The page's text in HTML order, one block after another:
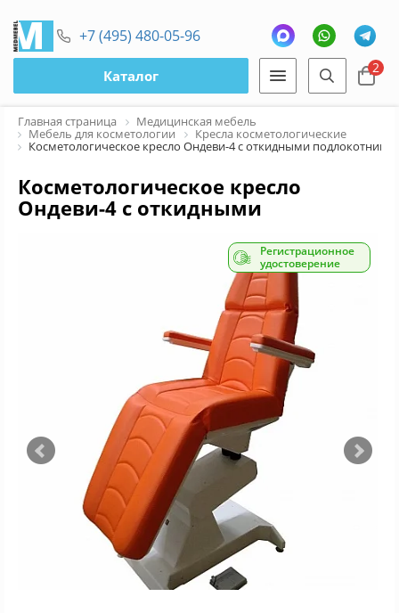
+7 (495) 480-05-96
Каталог 2
Главная страница Медицинская мебель
Мебель для косметологии Кресла косметологические
Косметологическое кресло Ондеви-4 с откидными
Косметологическое кресло
Ондеви-4 с откидными
Регистрационное
удостоверение